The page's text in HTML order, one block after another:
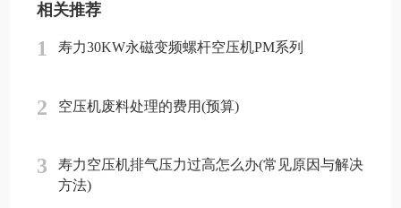
相关推荐
1 寿力30KW永磁变频螺杆空压机PM系列
2 空压机废料处理的费用(预算)
3
寿力空压机排气压力过高怎么办(常见原因与解决
方法)